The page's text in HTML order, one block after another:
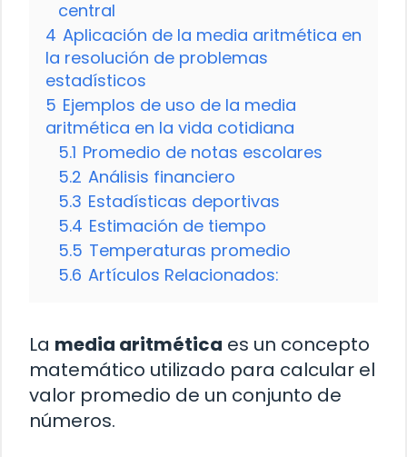
central
4 Aplicación de la media aritmética en
la resolución de problemas
estadísticos
5 Ejemplos de uso de la media
aritmética en la vida cotidiana
5.1 Promedio de notas escolares
5.2 Análisis financiero
5.3 Estadísticas deportivas
5.4 Estimación de tiempo
5.5 Temperaturas promedio
5.6 Artículos Relacionados:
La media aritmética es un concepto
matemático utilizado para calcular el
valor promedio de un conjunto de
números.